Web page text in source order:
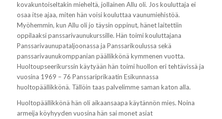
kovakuntoiseltakin mieheltä, jollainen Allu oli. Jos kouluttaja ei
osaa itse ajaa, miten hän voisi kouluttaa vaunumiehistöä.
Myöhemmin, kun Allu oli jo täysin oppinut, hänet laitettiin
oppilaaksi panssarivaunukurssille. Hän toimi kouluttajana
Panssarivaunupataljoonassa ja Panssarikoulussa sekä
panssarivaunukomppanian päällikkönä kymmenen vuotta.
Huoltoupseerikurssin käytyään hän toimi huollon eri tehtävissä ja
vuosina 1969 – 76 Panssariprikaatin Esikunnassa
huoltopäällikkönä. Tällöin taas palvelimme saman katon alla.
Huoltopäällikkönä hän oli aikaansaapa käytännön mies. Noina
armeija köyhyyden vuosina hän sai monet asiat